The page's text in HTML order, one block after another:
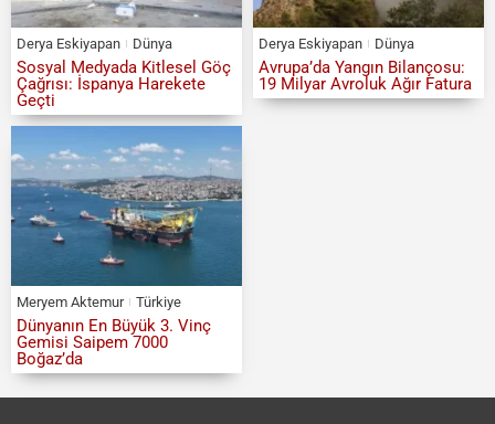
Derya Eskiyapan Dünya
Sosyal Medyada Kitlesel Göç
Çağrısı: İspanya Harekete
Geçti
Derya Eskiyapan Dünya
Avrupa’da Yangın Bilançosu:
19 Milyar Avroluk Ağır Fatura
Meryem Aktemur Türkiye
Dünyanın En Büyük 3. Vinç
Gemisi Saipem 7000
Boğaz’da